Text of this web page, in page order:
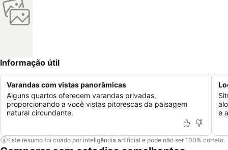
Informação útil
Varandas com vistas panorâmicas
Alguns quartos oferecem varandas privadas,
proporcionando a você vistas pitorescas da paisagem
natural circundante.
e
Este resumo foi criado por inteligência artificial e pode não ser 100% correto.